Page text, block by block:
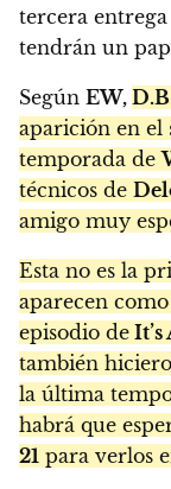
tercera
tendrán un
Según EW,
aparición en el
temporada de
técnicos de
amigo muy
Esta no es la
aparecen
episodio de
también
la última
habrá que
21 para verlos